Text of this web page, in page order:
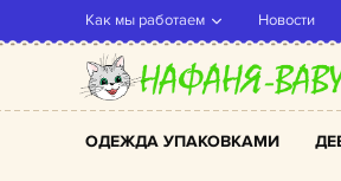
ОДЕЖДА УПАКОВКАМИ
Как мы работаем Новости